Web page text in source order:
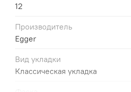
12
Производитель
Egger
Вид укладки
Классическая укладка